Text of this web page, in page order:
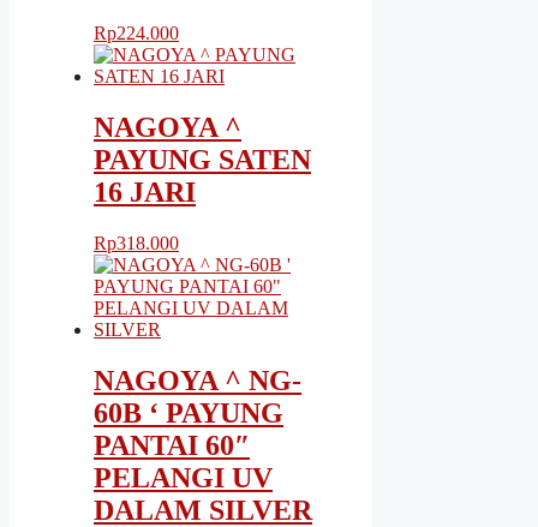
Rp224.000
NAGOYA ^
PAYUNG SATEN
16 JARI
Rp318.000
NAGOYA ^ NG-
60B ‘ PAYUNG
PANTAI 60″
PELANGI UV
DALAM SILVER